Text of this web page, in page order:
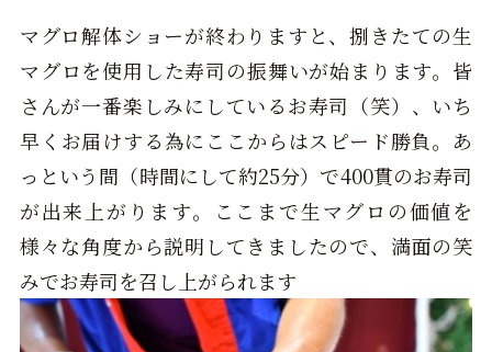
マグロ解体ショーが終わりますと、捌きたての生
マグロを使用した寿司の振舞いが始まります。皆
さんが一番楽しみにしているお寿司（笑）、いち
早くお届けする為にここからはスピード勝負。あ
っという間（時間にして約25分）で400貫のお寿司
が出来上がります。ここまで生マグロの価値を
様々な角度から説明してきましたので、満面の笑
みでお寿司を召し上がられます